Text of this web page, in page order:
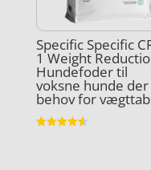
Specific Specific
1 Weight
Hundefoder til
voksne hunde
behov for vægttab